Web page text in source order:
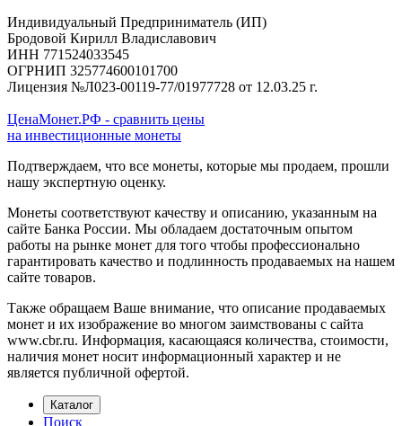
Индивидуальный Предприниматель (ИП)
Бродовой Кирилл Владиславович
ИНН 771524033545
ОГРНИП 325774600101700
Лицензия №Л023-00119-77/01977728 от 12.03.25 г.
ЦенаМонет.РФ - сравнить цены
на инвестиционные монеты
Подтверждаем, что все монеты, которые мы продаем, прошли
нашу экспертную оценку.
Монеты соответствуют качеству и описанию, указанным на
сайте Банка России. Мы обладаем достаточным опытом
работы на рынке монет для того чтобы профессионально
гарантировать качество и подлинность продаваемых на нашем
сайте товаров.
Также обращаем Ваше внимание, что описание продаваемых
монет и их изображение во многом заимствованы с сайта
www.cbr.ru. Информация, касающаяся количества, стоимости,
наличия монет носит информационный характер и не
является публичной офертой.
Каталог
Поиск